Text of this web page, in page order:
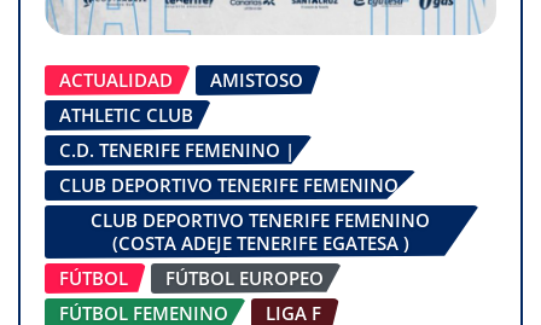
ACTUALIDAD
AMISTOSO
ATHLETIC CLUB
C.D. TENERIFE FEMENINO |
CLUB DEPORTIVO TENERIFE FEMENINO
CLUB DEPORTIVO TENERIFE FEMENINO
(COSTA ADEJE TENERIFE EGATESA )
FÚTBOL
FÚTBOL EUROPEO
FÚTBOL FEMENINO
LIGA F